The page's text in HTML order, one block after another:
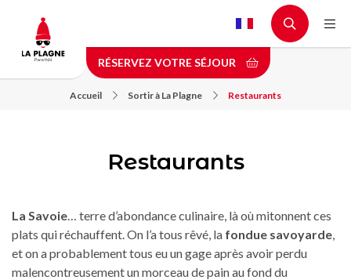
contenu
principal
RÉSERVEZ VOTRE SÉJOUR
Accueil Sortir à La Plagne Restaurants
Restaurants
La Savoie… terre d’abondance culinaire, là où mitonnent ces
plats qui réchauffent. On l’a tous rêvé, la fondue savoyarde,
et on a probablement tous eu un gage après avoir perdu
malencontreusement un morceau de pain au fond du